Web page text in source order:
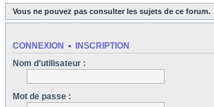
Vous ne pouvez pas consulter les sujets de ce forum.
CONNEXION • INSCRIPTION
Nom d’utilisateur :
Mot de passe :